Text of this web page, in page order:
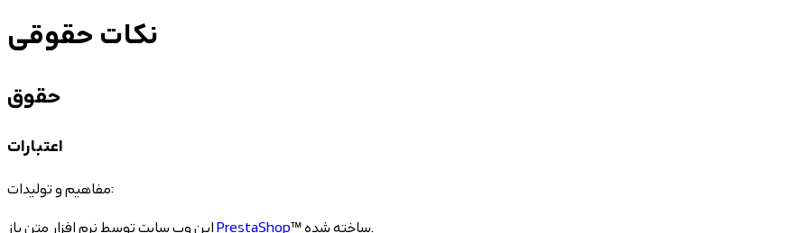
نکات حقوقی
حقوق
اعتبارات
مفاهیم و تولیدات:
PrestaShop
™ ساخته شده.